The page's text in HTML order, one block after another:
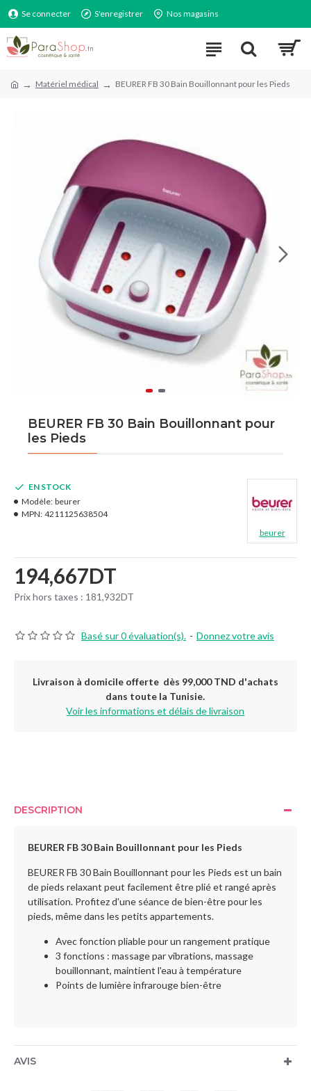
Se connecter S'enregistrer Nos magasins
Matériel médical BEURER FB 30 Bain Bouillonnant pour les Pieds
BEURER FB 30 Bain Bouillonnant pour
les Pieds
Basé sur 0 évaluation(s). - Donnez votre avis
194,667DT
Prix hors taxes : 181,932DT
EN STOCK
Modèle: beurer
MPN: 4211125638504
beurer
Livraison à domicile offerte dès 99,000 TND d'achats
dans toute la Tunisie.
Voir les informations et délais de livraison
DESCRIPTION
BEURER FB 30 Bain Bouillonnant pour les Pieds
BEURER FB 30 Bain Bouillonnant pour les Pieds est un bain
de pieds relaxant peut facilement être plié et rangé après
utilisation. Profitez d'une séance de bien-être pour les
pieds, même dans les petits appartements.
Avec fonction pliable pour un rangement pratique
3 fonctions : massage par vibrations, massage
bouillonnant, maintient l'eau à température
Points de lumière infrarouge bien-être
AVIS